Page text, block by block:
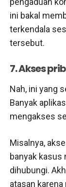
ini bakal
terkendala
tersebut.
7. Akses
Nah, ini yang
Banyak
mengakses
Misalnya,
banyak kasus
dihubungi.
atasan